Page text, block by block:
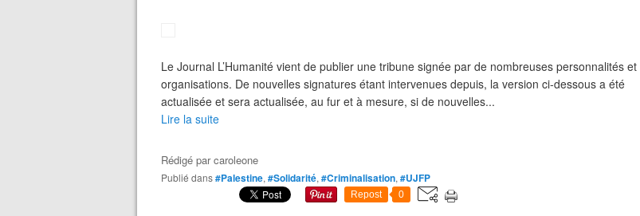
Le Journal L’Humanité vient de publier une tribune signée par de nombreuses personnalités et
organisations. De nouvelles signatures étant intervenues depuis, la version ci-dessous a été
actualisée et sera actualisée, au fur et à mesure, si de nouvelles...
Lire la suite
Rédigé parcaroleone
Publié dans#Palestine, #Solidarité, #Criminalisation, #UJFP
Repost 0